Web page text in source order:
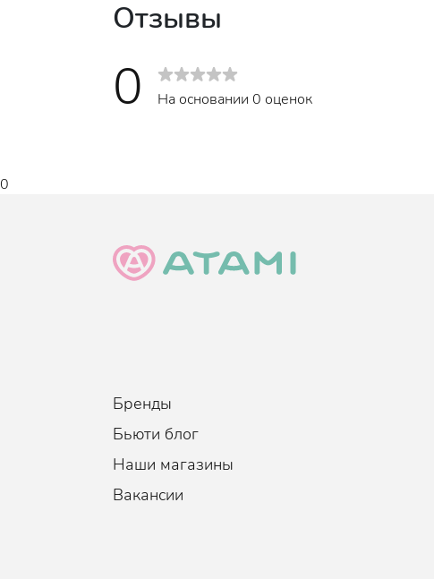
Отзывы
0 На основании 0 оценок
0
Бренды
Бьюти блог
Наши магазины
Вакансии